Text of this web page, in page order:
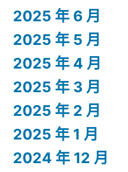
2025 年 6 月
2025 年 5 月
2025 年 4 月
2025 年 3 月
2025 年 2 月
2025 年 1 月
2024 年 12 月